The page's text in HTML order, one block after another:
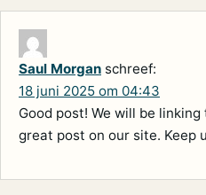
Saul Morgan schreef:
18 juni 2025 om 04:43
Good post! We will be
great post on our site. Keep